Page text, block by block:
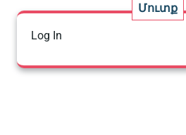
Մուտք
Log In